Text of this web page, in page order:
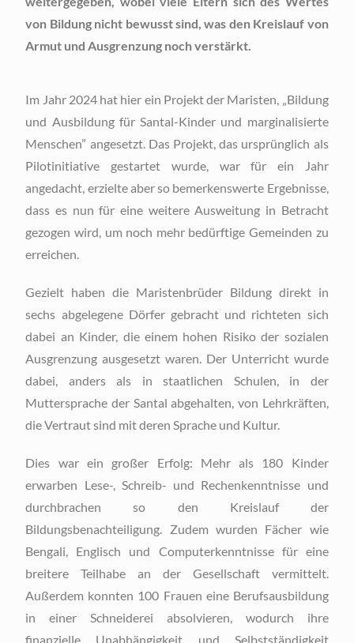
von Bildung nicht bewusst sind, was den Kreislauf von
Armut und Ausgrenzung noch verstärkt.
Im Jahr 2024 hat hier ein Projekt der Maristen, „Bildung
und Ausbildung für Santal-Kinder und marginalisierte
Menschen” angesetzt. Das Projekt, das ursprünglich als
Pilotinitiative gestartet wurde, war für ein Jahr
angedacht, erzielte aber so bemerkenswerte Ergebnisse,
dass es nun für eine weitere Ausweitung in Betracht
gezogen wird, um noch mehr bedürftige Gemeinden zu
erreichen.
Gezielt haben die Maristenbrüder Bildung direkt in
sechs abgelegene Dörfer gebracht und richteten sich
dabei an Kinder, die einem hohen Risiko der sozialen
Ausgrenzung ausgesetzt waren. Der Unterricht wurde
dabei, anders als in staatlichen Schulen, in der
Muttersprache der Santal abgehalten, von Lehrkräften,
die Vertraut sind mit deren Sprache und Kultur.
Dies war ein großer Erfolg: Mehr als 180 Kinder
erwarben Lese-, Schreib- und Rechenkenntnisse und
durchbrachen so den Kreislauf der
Bildungsbenachteiligung. Zudem wurden Fächer wie
Bengali, Englisch und Computerkenntnisse für eine
breitere Teilhabe an der Gesellschaft vermittelt.
Außerdem konnten 100 Frauen eine Berufsausbildung
in einer Schneiderei absolvieren, wodurch ihre
finanzielle Unabhängigkeit und Selbstständigkeit